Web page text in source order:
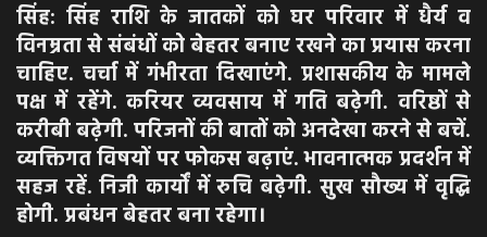
सिंह: सिंह राशि के जातकों को घर परिवार में धैर्य व
विनम्रता से संबंधों को बेहतर बनाए रखने का प्रयास करना
चाहिए. चर्चा में गंभीरता दिखाएंगे. प्रशासकीय के मामले
पक्ष में रहेंगे. करियर व्यवसाय में गति बढ़ेगी. वरिष्ठों से
करीबी बढ़ेगी. परिजनों की बातों को अनदेखा करने से बचें.
व्यक्तिगत विषयों पर फोकस बढ़ाएं. भावनात्मक प्रदर्शन में
सहज रहें. निजी कार्यों में रुचि बढ़ेगी. सुख सौख्य में वृद्धि
होगी. प्रबंधन बेहतर बना रहेगा।